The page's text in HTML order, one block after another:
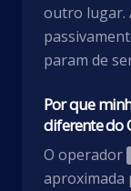
outro lugar.
param de
Por que
diferente do
O operador
aproximada